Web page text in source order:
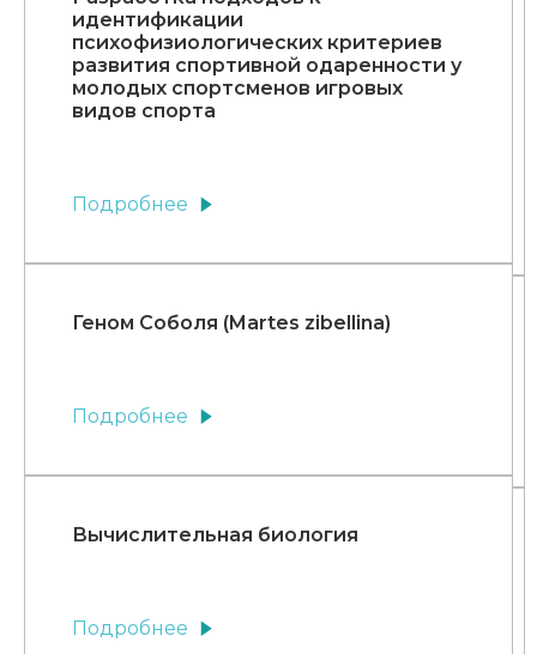
идентификации
психофизиологических критериев
развития спортивной одаренности у
молодых спортсменов игровых
видов спорта
Подробнее
Геном Соболя (Martes zibellina)
Подробнее
Вычислительная биология
Подробнее